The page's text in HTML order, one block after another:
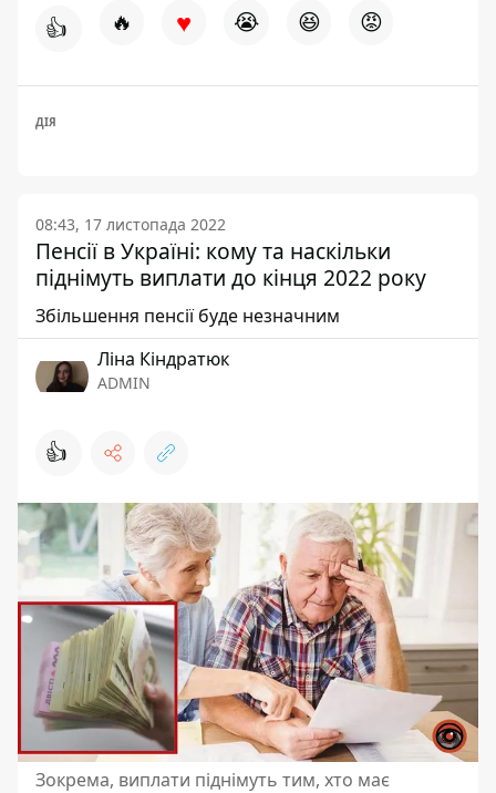
👍 🔥 ♥ 😭 😆 😡
ДІЯ
08:43, 17 листопада 2022
Пенсії в Україні: кому та наскільки
піднімуть виплати до кінця 2022 року
Збільшення пенсії буде незначним
Ліна Кіндратюк
ADMIN
👍
Зокрема, виплати піднімуть тим, хто має